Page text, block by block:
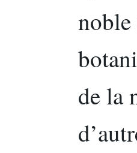
noble
de la